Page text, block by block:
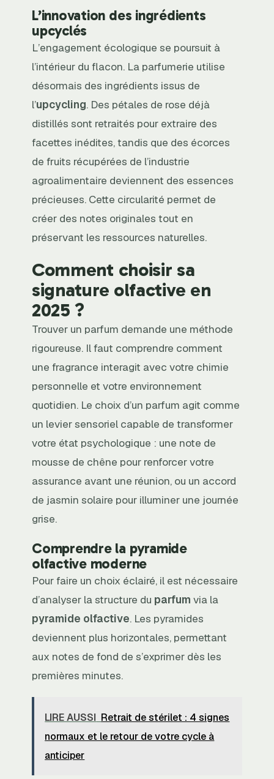
L’innovation des ingrédients
upcyclés
L’engagement écologique se poursuit à
l’intérieur du flacon. La parfumerie utilise
désormais des ingrédients issus de
l’upcycling. Des pétales de rose déjà
distillés sont retraités pour extraire des
facettes inédites, tandis que des écorces
de fruits récupérées de l’industrie
agroalimentaire deviennent des essences
précieuses. Cette circularité permet de
créer des notes originales tout en
préservant les ressources naturelles.
Comment choisir sa
signature olfactive en
2025 ?
Trouver un parfum demande une méthode
rigoureuse. Il faut comprendre comment
une fragrance interagit avec votre chimie
personnelle et votre environnement
quotidien. Le choix d’un parfum agit comme
un levier sensoriel capable de transformer
votre état psychologique : une note de
mousse de chêne pour renforcer votre
assurance avant une réunion, ou un accord
de jasmin solaire pour illuminer une journée
grise.
Comprendre la pyramide
olfactive moderne
Pour faire un choix éclairé, il est nécessaire
d’analyser la structure du parfum via la
pyramide olfactive. Les pyramides
deviennent plus horizontales, permettant
aux notes de fond de s’exprimer dès les
premières minutes.
LIRE AUSSI Retrait de stérilet : 4 signes
normaux et le retour de votre cycle à
anticiper